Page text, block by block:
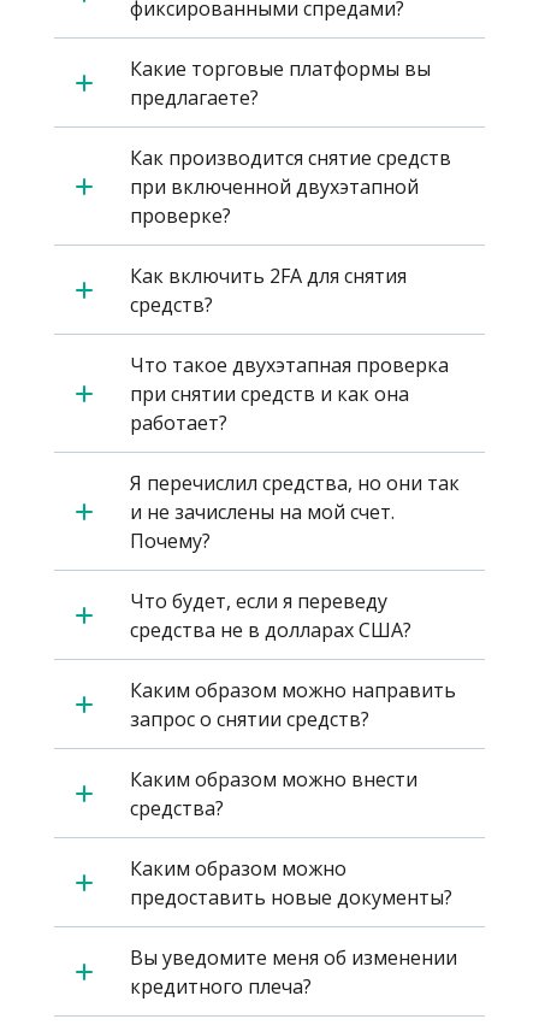
фиксированными спредами?
Какие торговые платформы вы
предлагаете?
Как производится снятие средств
при включенной двухэтапной
проверке?
Как включить 2FA для снятия
средств?
Что такое двухэтапная проверка
при снятии средств и как она
работает?
Я перечислил средства, но они так
и не зачислены на мой счет.
Почему?
Что будет, если я переведу
средства не в долларах США?
Каким образом можно направить
запрос о снятии средств?
Каким образом можно внести
средства?
Каким образом можно
предоставить новые документы?
Вы уведомите меня об изменении
кредитного плеча?